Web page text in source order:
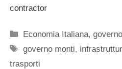
contractor
Categorie
Economia Italiana,governo
Tag
governo monti,
trasporti